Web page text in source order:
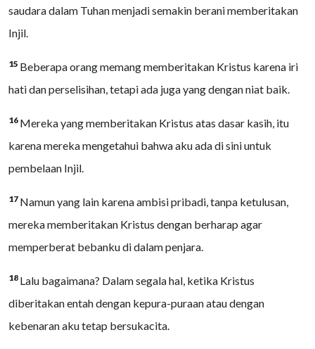
saudara dalam Tuhan menjadi semakin berani memberitakan
Injil.
15 Beberapa orang memang memberitakan Kristus karena iri
hati dan perselisihan, tetapi ada juga yang dengan niat baik.
16 Mereka yang memberitakan Kristus atas dasar kasih, itu
karena mereka mengetahui bahwa aku ada di sini untuk
pembelaan Injil.
17 Namun yang lain karena ambisi pribadi, tanpa ketulusan,
mereka memberitakan Kristus dengan berharap agar
memperberat bebanku di dalam penjara.
18 Lalu bagaimana? Dalam segala hal, ketika Kristus
diberitakan entah dengan kepura-puraan atau dengan
kebenaran aku tetap bersukacita.